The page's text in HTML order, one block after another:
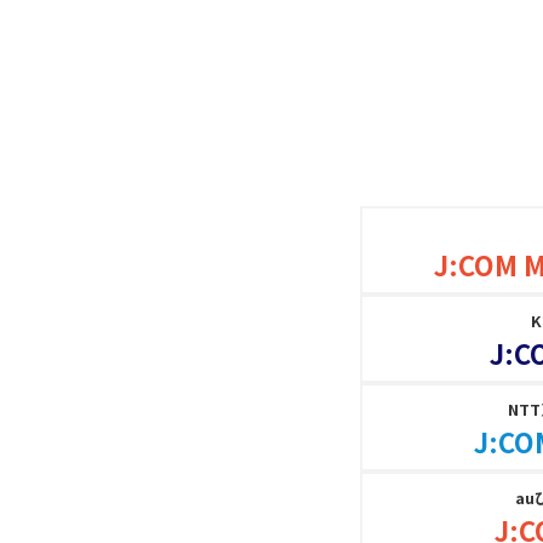
J:COM
au